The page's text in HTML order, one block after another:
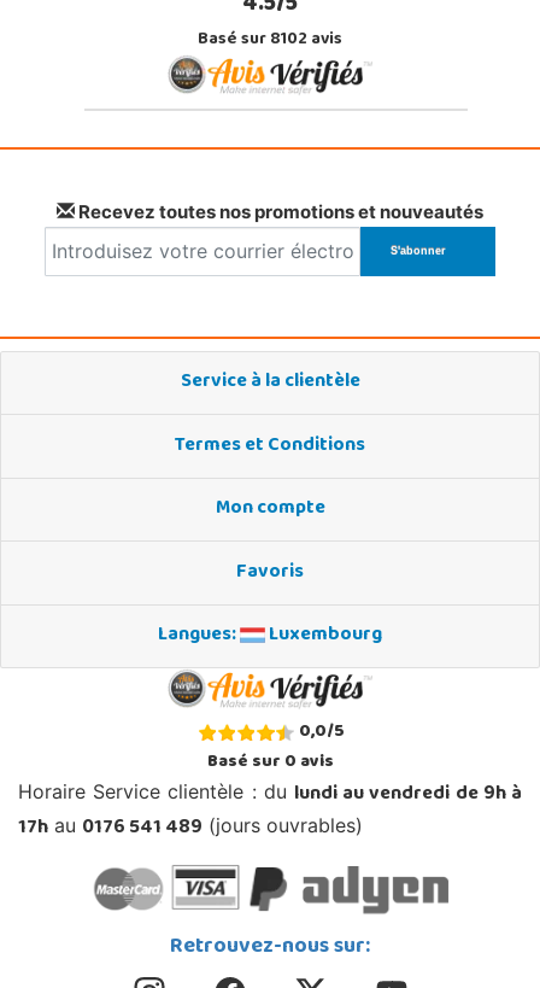
Basé sur 8102 avis
Recevez toutes nos promotions et nouveautés
Service à la clientèle
Termes et Conditions
Mon compte
Favoris
Langues:
Luxembourg
0,0/5
Basé sur0avis
Horaire Service clientèle : du lundi au vendredi de 9h à
17h au 0176 541 489 (jours ouvrables)
Retrouvez-nous sur: